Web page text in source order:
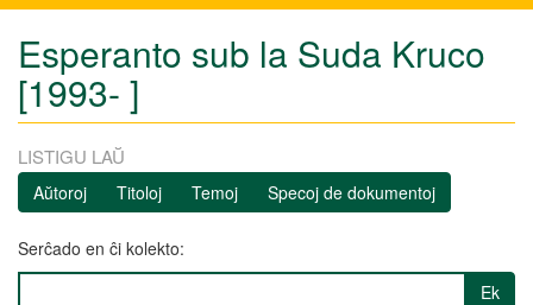
Esperanto sub la Suda Kruco
[1993- ]
LISTIGU LAŬ
Aŭtoroj Titoloj Temoj Specoj de dokumentoj
Serĉado en ĉi kolekto:
Ek